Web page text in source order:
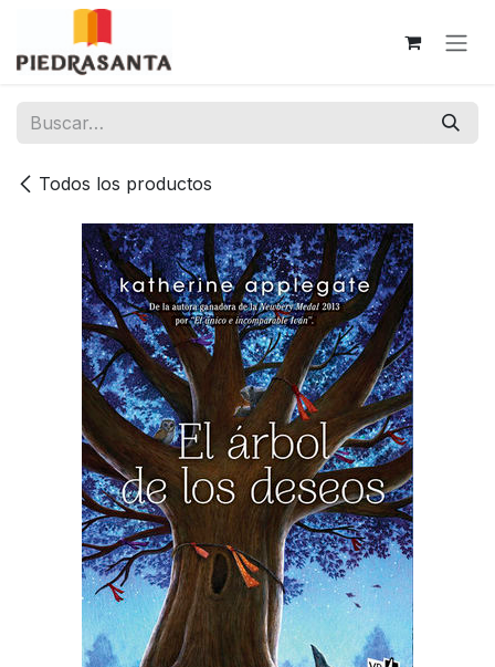
Ir al contenido
Todos los productos